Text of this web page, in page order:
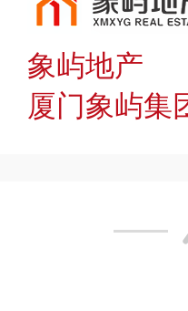
象屿地产
厦门象屿集